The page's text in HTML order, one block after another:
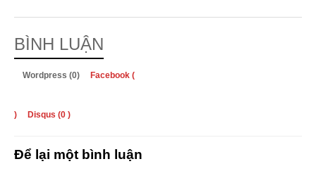
BÌNH LUẬN
Wordpress (0) Facebook (
) Disqus (0 )
Để lại một bình luận